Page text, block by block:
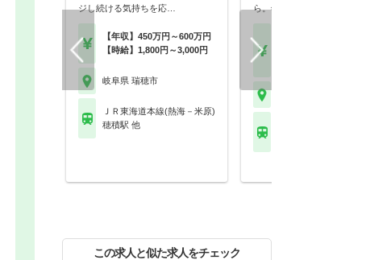
ジし続ける気持ちを応…
【年収】450万円～600万円
【時給】1,800円～3,000円
岐阜県 瑞穂市
ＪＲ東海道本線(熱海－米原)
穂積駅 他
ら。年2回の4連休、…
この求人と似た求人をチェック